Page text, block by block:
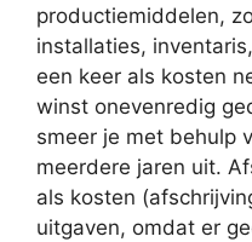
productiemiddelen,
installaties,
een keer als kosten
winst onevenredig
smeer je met behulp
meerdere jaren uit.
als kosten
uitgaven, omdat er